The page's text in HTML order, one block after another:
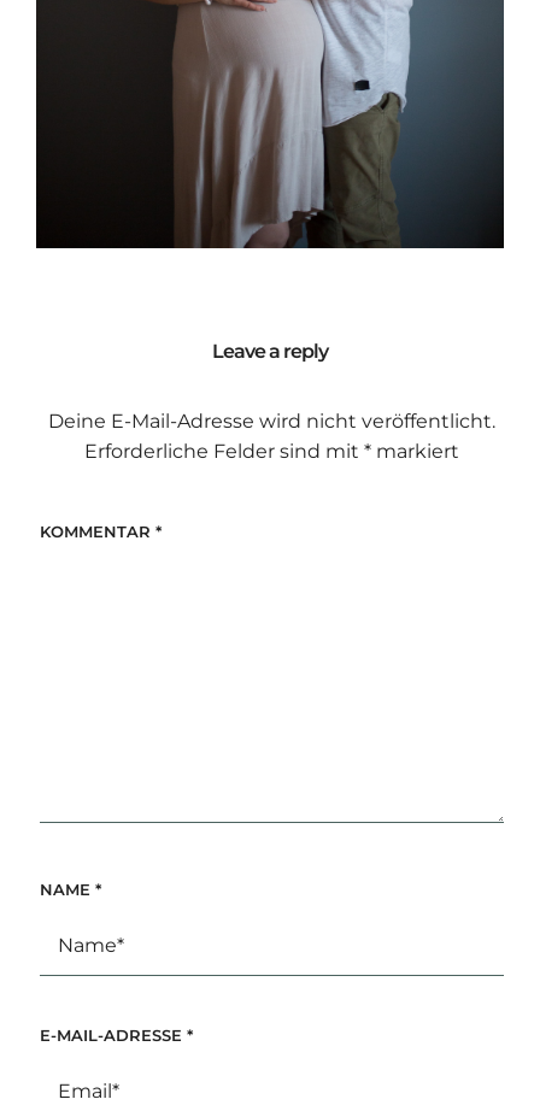
Leave a reply
Deine E-Mail-Adresse wird nicht veröffentlicht.
Erforderliche Felder sind mit *markiert
KOMMENTAR *
NAME *
E-MAIL-ADRESSE *